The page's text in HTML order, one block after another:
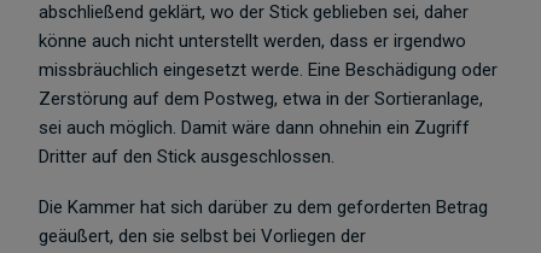
abschließend geklärt, wo der Stick geblieben sei, daher
könne auch nicht unterstellt werden, dass er irgendwo
missbräuchlich eingesetzt werde. Eine Beschädigung oder
Zerstörung auf dem Postweg, etwa in der Sortieranlage,
sei auch möglich. Damit wäre dann ohnehin ein Zugriff
Dritter auf den Stick ausgeschlossen.
Die Kammer hat sich darüber zu dem geforderten Betrag
geäußert, den sie selbst bei Vorliegen der